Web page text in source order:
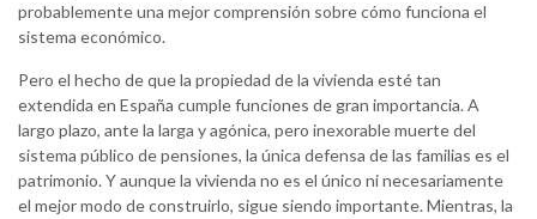
probablemente una mejor comprensión sobre cómo funciona el
sistema económico.
Pero el hecho de que la propiedad de la vivienda esté tan
extendida en España cumple funciones de gran importancia. A
largo plazo, ante la larga y agónica, pero inexorable muerte del
sistema público de pensiones, la única defensa de las familias es el
patrimonio. Y aunque la vivienda no es el único ni necesariamente
el mejor modo de construirlo, sigue siendo importante. Mientras, la